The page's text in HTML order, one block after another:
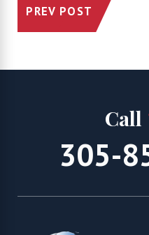
PREV POST
Call
305-